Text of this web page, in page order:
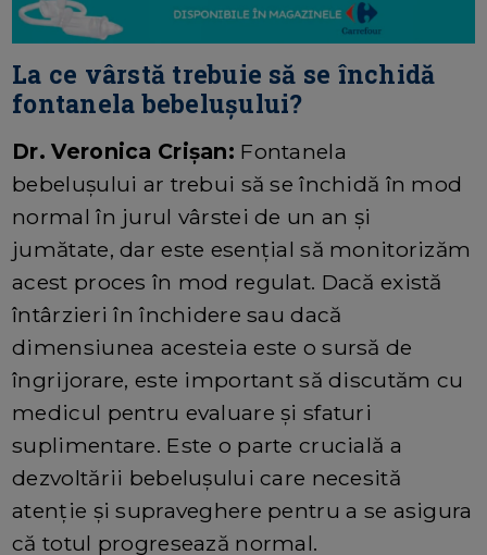
La ce vârstă trebuie să se închidă
fontanela bebelușului?
Dr. Veronica Crișan: Fontanela
bebelușului ar trebui să se închidă în mod
normal în jurul vârstei de un an și
jumătate, dar este esențial să monitorizăm
acest proces în mod regulat. Dacă există
întârzieri în închidere sau dacă
dimensiunea acesteia este o sursă de
îngrijorare, este important să discutăm cu
medicul pentru evaluare și sfaturi
suplimentare. Este o parte crucială a
dezvoltării bebelușului care necesită
atenție și supraveghere pentru a se asigura
că totul progresează normal.